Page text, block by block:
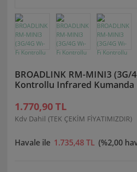
BROADLINK RM-MINI3 (3G/
Kontrollu Infrared Kumanda
1.770,90 TL
Kdv Dahil (TEK ÇEKİM FİYATIMIZDIR)
Havale ile 1.735,48 TL (%2,00